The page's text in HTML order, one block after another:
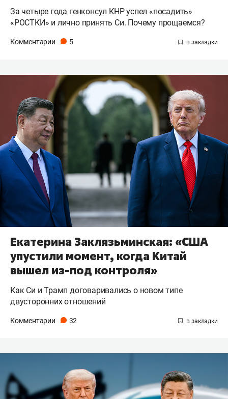
За четыре года генконсул КНР успел «посадить»
«РОСТКИ» и лично принять Си. Почему прощаемся?
Комментарии 5
Екатерина Заклязьминская: «США
упустили момент, когда Китай
вышел из-под контроля»
Как Си и Трамп договаривались о новом типе
двусторонних отношений
Комментарии 32